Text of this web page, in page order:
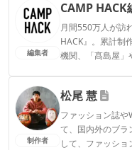
編集者
CAMP HACK
月間550万人が訪
HACK』。累計制
機関、「髙島屋」
CAMP HACK編
制作者
松尾 慧
ファッション誌や
て、国内外のブラ
して、ファッシ